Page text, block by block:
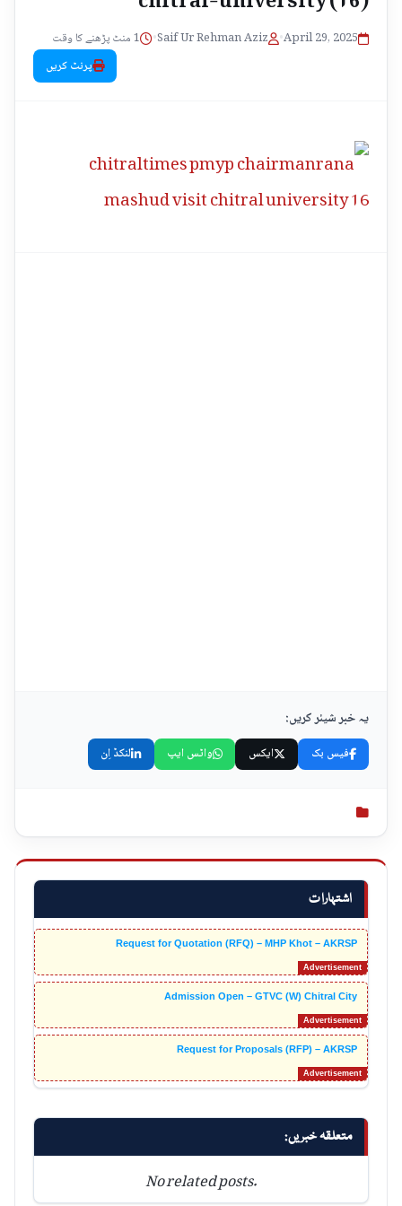
اشتہارات
Request for Quotation (RFQ) – MHP Khot – AKRSP
Admission Open – GTVC (W) Chitral City
Request for Proposals (RFP) – AKRSP
متعلقہ خبریں:
No related posts.
April 29, 2025
•
Saif Ur Rehman Aziz
•
1 منٹ پڑھنے کا وقت
پرنٹ کریں
یہ خبر شیئر کریں:
فیس بک ایکس واٹس ایپ لنکڈ اِن